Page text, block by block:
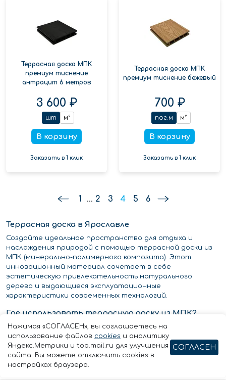
Террасная доска МПК
премиум тиснение
антрацит 6 метров
3 600 ₽
шт м²
В корзину
Заказать в 1 клик
Террасная доска МПК
премиум тиснение бежевый
700 ₽
пог.м м²
В корзину
Заказать в 1 клик
1 ... 2 3 4 5 6
Террасная доска в Ярославле
Создайте идеальное пространство для отдыха и
наслаждения природой с помощью террасной доски из
МПК (минерально-полимерного композита). Этот
инновационный материал сочетает в себе
эстетическую привлекательность натурального
дерева и выдающиеся эксплуатационные
характеристики современных технологий.
Где использовать террасную доску из МПК?
Открытые террасы
Зоны вокруг бассейнов
Ландшафтный дизайн
Беседки и веранды
Нажимая «СОГЛАСЕН», вы соглашаетесь на
использование файлов cookies и аналитику
Яндекс.Метрики и top.mail.ru для улучшения
сайта. Вы можете отключить cookies в
настройках браузера.
СОГЛАСЕН